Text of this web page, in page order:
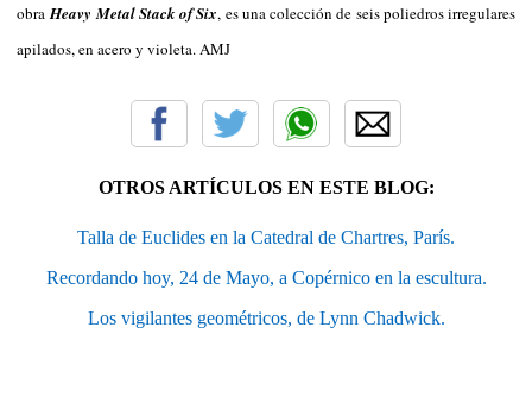
obraHeavy Metal Stack of Six, es una colección de seis poliedros irregulares
apilados, en acero y violeta. AMJ
OTROS ARTÍCULOS EN ESTE BLOG:
Talla de Euclides en la Catedral de Chartres, París.
Recordando hoy, 24 de Mayo, a Copérnico en la escultura.
Los vigilantes geométricos, de Lynn Chadwick.